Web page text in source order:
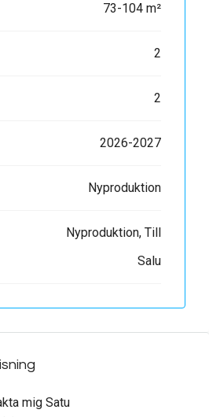
73-104 m²
2
2
2026-2027
Nyproduktion
Nyproduktion, Till
Salu
mig Satu